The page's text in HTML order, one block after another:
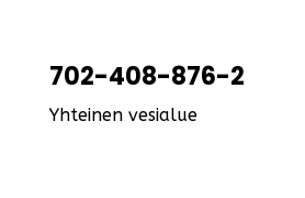
702-408-876-2
Yhteinen vesialue